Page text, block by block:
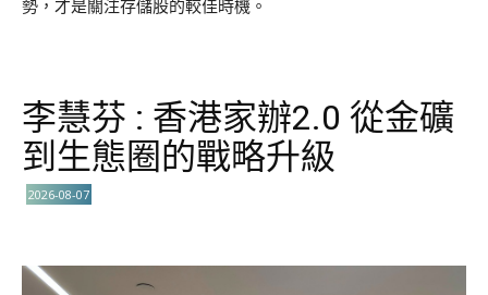
勢，才是關注存儲股的較佳時機。
李慧芬 : 香港家辦2.0 從金礦
到生態圈的戰略升級
2026-08-07